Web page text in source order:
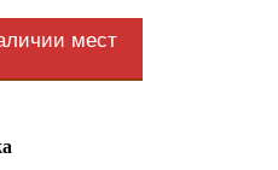
мест